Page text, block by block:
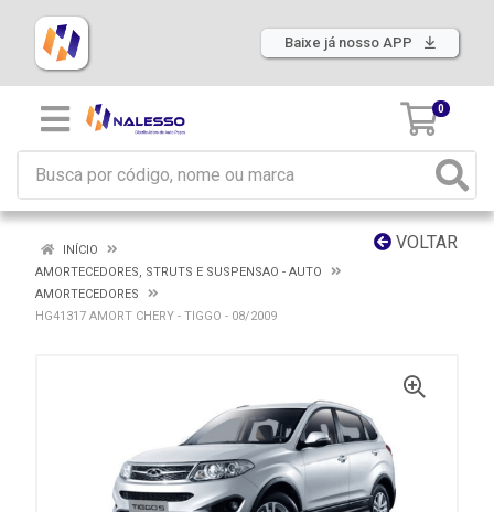
Baixe já nosso APP
0
VOLTAR
INÍCIO
AMORTECEDORES, STRUTS E SUSPENSAO - AUTO
AMORTECEDORES
HG41317 AMORT CHERY - TIGGO - 08/2009